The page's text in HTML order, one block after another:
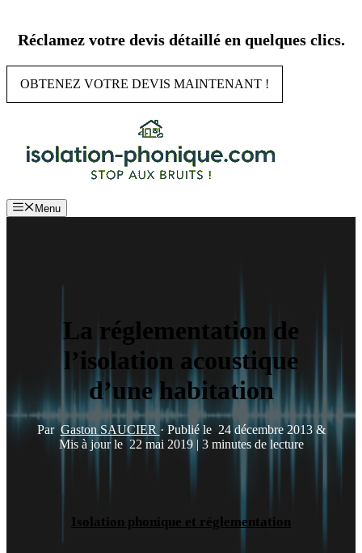
contenu
Réclamez votre devis détaillé en quelques clics.
OBTENEZ VOTRE DEVIS MAINTENANT !
Menu
La réglementation de
l’isolation acoustique
d’une habitation
Par Gaston SAUCIER · Publié le 24 décembre 2013 &
Mis à jour le 22 mai 2019 | 3 minutes de lecture
Isolation phonique et réglementation